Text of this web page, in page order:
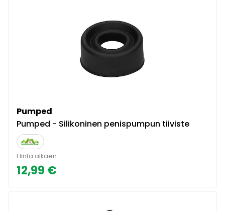
Pumped
Pumped - Silikoninen penispumpun tiiviste
Hinta alkaen
12,99 €